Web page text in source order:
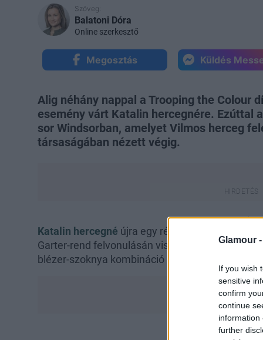
Glamour -
If you wish
sensitive
confirm
continue
information
further
Szöveg:
Balatoni Dóra
Online szerkesztő
Megosztás Küldés
Alig néhány nappal a Trooping the Colour
esemény várt Katalin hercegnére. Ezúttal
sor Windsorban, amelyet Vilmos herceg
társaságában nézett végig.
Katalin hercegné újra egy régebbi
Garter-rend felvonulásán viselte azt a szettet,
blézer-szoknya kombináció mesésen állt rajta.